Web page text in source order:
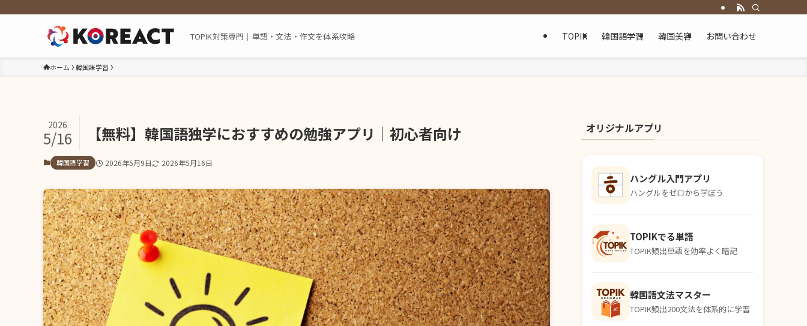
TOPIK対策専門｜単語・文法・作文を体系攻略 TOPIK 韓国語学習 韓国美容 お問い合わせ
ホーム 韓国語学習
【無料】韓国語独学におすすめの勉強アプリ｜初心者向け
2026
5/16
韓国語学習 2026年5月9日 2026年5月16日
オリジナルアプリ
ハングル入門アプリ
ハングルをゼロから学ぼう
TOPIKでる単語
TOPIK頻出単語を効率よく暗記
韓国語文法マスター
TOPIK頻出200文法を体系的に学習